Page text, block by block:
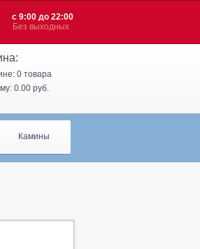
с 9:00 до 22:00
Без выходных
0 товара
0.00 руб.
Камины